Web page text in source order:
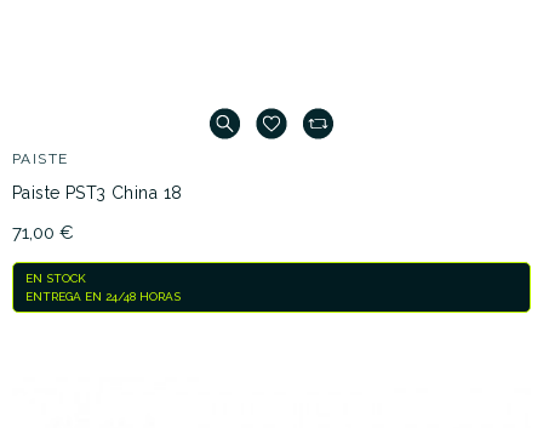
PAISTE
Paiste PST3 China 18
71,00 €
EN STOCK
ENTREGA EN 24/48 HORAS